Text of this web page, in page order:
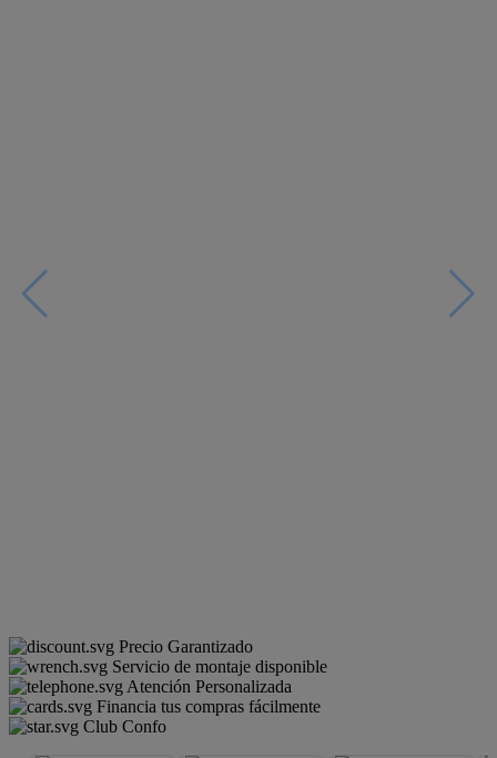
Precio Garantizado
Servicio de montaje disponible
Atención Personalizada
Financia tus compras fácilmente
Club Confo